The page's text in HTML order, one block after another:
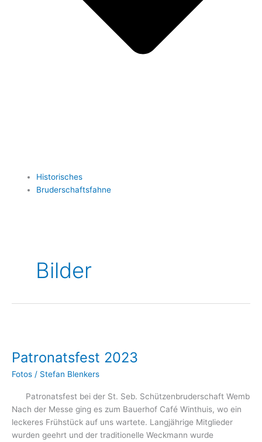
Historisches
Bruderschaftsfahne
Bilder
Patronatsfest 2023
Fotos / Stefan Blenkers
Patronatsfest bei der St. Seb. Schützenbruderschaft Wemb
Nach der Messe ging es zum Bauerhof Café Winthuis, wo ein
leckeres Frühstück auf uns wartete. Langjährige Mitglieder
wurden geehrt und der traditionelle Weckmann wurde